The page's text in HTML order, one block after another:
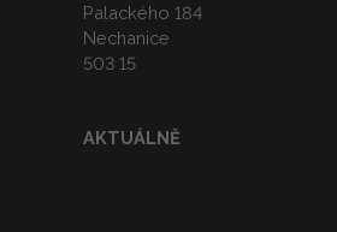
Palackého 184
Nechanice
503 15
AKTUÁLNĚ